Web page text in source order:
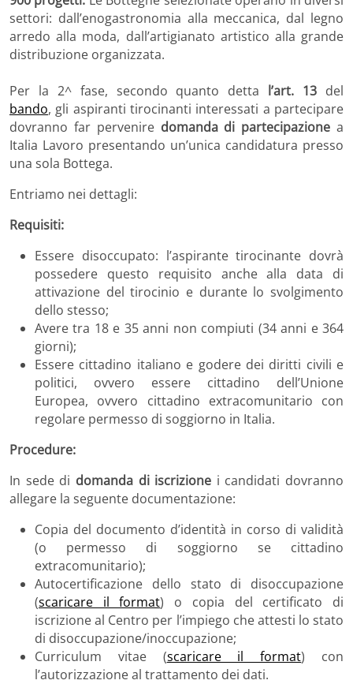
settori: dall’enogastronomia alla meccanica, dal legno
arredo alla moda, dall’artigianato artistico alla grande
distribuzione organizzata.
Per la 2^ fase, secondo quanto detta l’art. 13 del
bando, gli aspiranti tirocinanti interessati a partecipare
dovranno far pervenire domanda di partecipazione a
Italia Lavoro presentando un’unica candidatura presso
una sola Bottega.
Entriamo nei dettagli:
Requisiti:
Essere disoccupato: l’aspirante tirocinante dovrà
possedere questo requisito anche alla data di
attivazione del tirocinio e durante lo svolgimento
dello stesso;
Avere tra 18 e 35 anni non compiuti (34 anni e 364
giorni);
Essere cittadino italiano e godere dei diritti civili e
politici, ovvero essere cittadino dell’Unione
Europea, ovvero cittadino extracomunitario con
regolare permesso di soggiorno in Italia.
Procedure:
In sede di domanda di iscrizione i candidati dovranno
allegare la seguente documentazione:
Copia del documento d’identità in corso di validità
(o permesso di soggiorno se cittadino
extracomunitario);
Autocertificazione dello stato di disoccupazione
(scaricare il format) o copia del certificato di
iscrizione al Centro per l’impiego che attesti lo stato
di disoccupazione/inoccupazione;
Curriculum vitae (scaricare il format) con
l’autorizzazione al trattamento dei dati.